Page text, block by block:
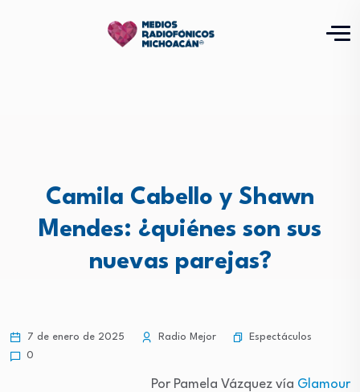
Camila Cabello y Shawn
Mendes: ¿quiénes son sus
nuevas parejas?
7 de enero de 2025 Radio Mejor
Espectáculos
0
Por Pamela Vázquez vía Glamour